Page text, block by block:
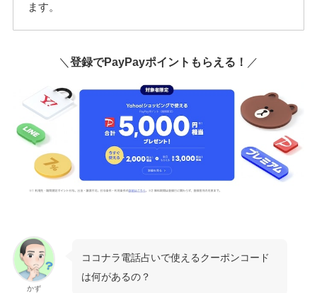
ます。
＼ 登録でPayPayポイントもらえる！ ／
かず
ココナラ電話占いで使えるクーポンコード
は何があるの？